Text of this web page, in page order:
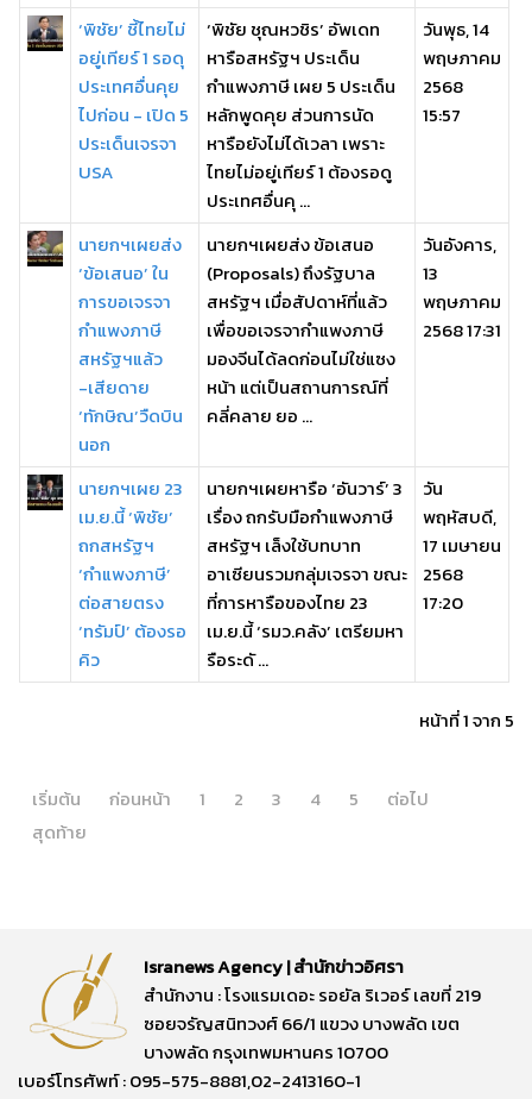
‘พิชัย’ ชี้ไทยไม่
อยู่เทียร์ 1 รอดุ
ประเทศอื่นคุย
ไปก่อน - เปิด 5
ประเด็นเจรจา
USA
‘พิชัย ชุณหวชิร’ อัพเดท
หารือสหรัฐฯ ประเด็น
กำแพงภาษี เผย 5 ประเด็น
หลักพูดคุย ส่วนการนัด
หารือยังไม่ได้เวลา เพราะ
ไทยไม่อยู่เทียร์ 1 ต้องรอดู
ประเทศอื่นคุ ...
วันพุธ, 14
พฤษภาคม
2568
15:57
นายกฯเผยส่ง
‘ข้อเสนอ’ ใน
การขอเจรจา
กำแพงภาษี
สหรัฐฯแล้ว
-เสียดาย
‘ทักษิณ’วืดบิน
นอก
นายกฯเผยส่ง ข้อเสนอ
(Proposals) ถึงรัฐบาล
สหรัฐฯ เมื่อสัปดาห์ที่แล้ว
เพื่อขอเจรจากำแพงภาษี
มองจีนได้ลดก่อนไม่ใช่แซง
หน้า แต่เป็นสถานการณ์ที่
คลี่คลาย ยอ ...
วันอังคาร,
13
พฤษภาคม
2568 17:31
นายกฯเผย 23
เม.ย.นี้ ‘พิชัย’
ถกสหรัฐฯ
‘กำแพงภาษี’
ต่อสายตรง
‘ทรัมป์’ ต้องรอ
คิว
นายกฯเผยหารือ ‘อันวาร์’ 3
เรื่อง ถกรับมือกำแพงภาษี
สหรัฐฯ เล็งใช้บทบาท
อาเซียนรวมกลุ่มเจรจา ขณะ
ที่การหารือของไทย 23
เม.ย.นี้ ‘รมว.คลัง’ เตรียมหา
รือระดั ...
วัน
พฤหัสบดี,
17 เมษายน
2568
17:20
หน้าที่ 1 จาก 5
เริ่มต้น ก่อนหน้า 1 2 3 4 5
ต่อไป
สุดท้าย
Isranews Agency | สำนักข่าวอิศรา
สำนักงาน : โรงแรมเดอะ รอยัล ริเวอร์ เลขที่ 219
ซอยจรัญสนิทวงศ์ 66/1 แขวง บางพลัด เขต
บางพลัด กรุงเทพมหานคร 10700
เบอร์โทรศัพท์ : 095-575-8881,02-2413160-1